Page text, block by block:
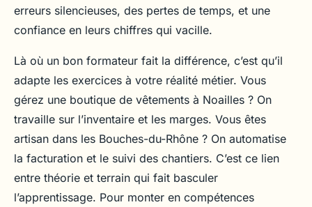
erreurs silencieuses, des pertes de temps, et une
confiance en leurs chiffres qui vacille.
Là où un bon formateur fait la différence, c’est qu’il
adapte les exercices à votre réalité métier. Vous
gérez une boutique de vêtements à Noailles ? On
travaille sur l’inventaire et les marges. Vous êtes
artisan dans les Bouches-du-Rhône ? On automatise
la facturation et le suivi des chantiers. C’est ce lien
entre théorie et terrain qui fait basculer
l’apprentissage. Pour monter en compétences